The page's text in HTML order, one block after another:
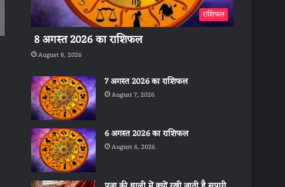
राशिफल
8 अगस्त 2026 का राशिफल
August 8, 2026
7 अगस्त 2026 का राशिफल
August 7, 2026
6 अगस्त 2026 का राशिफल
August 6, 2026